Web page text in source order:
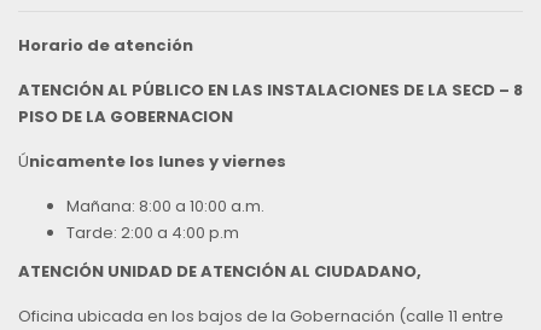
Horario de atención
ATENCIÓN AL PÚBLICO EN LAS INSTALACIONES DE LA SECD – 8
PISO DE LA GOBERNACION
Únicamente los lunes y viernes
Mañana: 8:00 a 10:00 a.m.
Tarde: 2:00 a 4:00 p.m
ATENCIÓN UNIDAD DE ATENCIÓN AL CIUDADANO,
Oficina ubicada en los bajos de la Gobernación (calle 11 entre